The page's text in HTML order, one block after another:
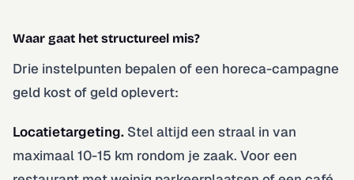
Waar gaat het structureel mis?
Drie instelpunten bepalen of een horeca-campagne
geld kost of geld oplevert:
Locatietargeting. Stel altijd een straal in van
maximaal 10-15 km rondom je zaak. Voor een